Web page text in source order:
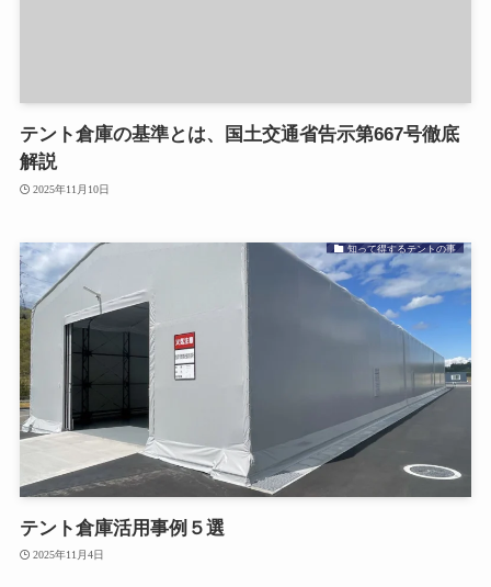
テント倉庫の基準とは、国土交通省告示第667号徹底
解説
2025年11月10日
知って得するテントの事
テント倉庫活用事例５選
2025年11月4日